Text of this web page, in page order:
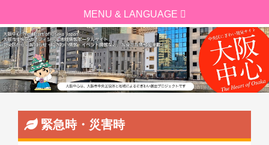
緊急時・災害時